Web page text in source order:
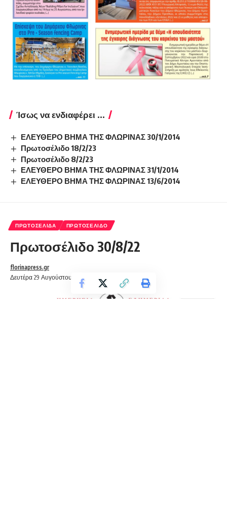
Ίσως να ενδιαφέρει ...
ΕΛΕΥΘΕΡΟ ΒΗΜΑ ΤΗΣ ΦΛΩΡΙΝΑΣ 30/1/2014
Πρωτοσέλιδο 18/2/23
Πρωτοσέλιδο 8/2/23
ΕΛΕΥΘΕΡΟ ΒΗΜΑ ΤΗΣ ΦΛΩΡΙΝΑΣ 31/1/2014
ΕΛΕΥΘΕΡΟ ΒΗΜΑ ΤΗΣ ΦΛΩΡΙΝΑΣ 13/6/2014
ΠΡΩΤΟΣΈΛΙΔΑ ΠΡΩΤΟΣΈΛΙΔΟ
Πρωτοσέλιδο 30/8/22
Δευτέρα 29 Αυγούστου, 2022 20:49
florinapress.gr